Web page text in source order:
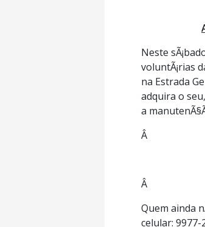
Neste
voluntÃ¡rias
na Estrada
adquira o
a
Â
Â
Quem ainda
celular: